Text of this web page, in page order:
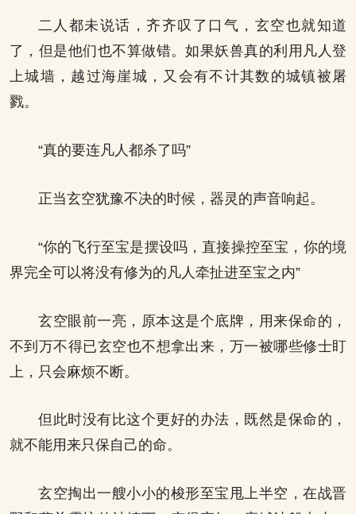
二人都未说话，齐齐叹了口气，玄空也就知道
了，但是他们也不算做错。如果妖兽真的利用凡人登
上城墙，越过海崖城，又会有不计其数的城镇被屠
戮。
“真的要连凡人都杀了吗”
正当玄空犹豫不决的时候，器灵的声音响起。
“你的飞行至宝是摆设吗，直接操控至宝，你的境
界完全可以将没有修为的凡人牵扯进至宝之内”
玄空眼前一亮，原本这是个底牌，用来保命的，
不到万不得已玄空也不想拿出来，万一被哪些修士盯
上，只会麻烦不断。
但此时没有比这个更好的办法，既然是保命的，
就不能用来只保自己的命。
玄空掏出一艘小小的梭形至宝甩上半空，在战晋